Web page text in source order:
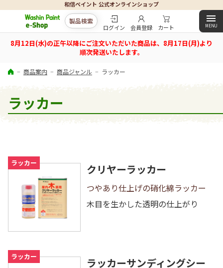
和信ペイント 公式オンラインショップ
製品検索
ログイン 会員登録 カート
8月12日(水)の正午以降にご注文いただいた商品は、8月17日(月)より
順次発送いたします。
商品案内 商品ジャンル ラッカー
ラッカー
ラッカー クリヤーラッカー
つやあり仕上げの硝化綿ラッカー
木目を生かした透明の仕上がり
ラッカー
ラッカーサンディングシー